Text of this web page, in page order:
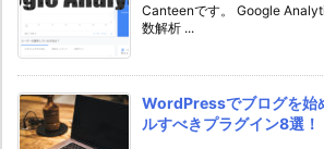
Canteenです。 Google
数解析 ...
WordPressでブログを始
ルすべきプラグイン8選！